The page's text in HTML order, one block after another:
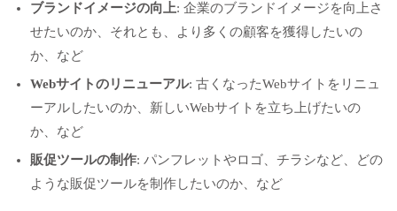
ブランドイメージの向上: 企業のブランドイメージを向上さ
せたいのか、それとも、より多くの顧客を獲得したいの
か、など
Webサイトのリニューアル: 古くなったWebサイトをリニュ
ーアルしたいのか、新しいWebサイトを立ち上げたいの
か、など
販促ツールの制作: パンフレットやロゴ、チラシなど、どの
ような販促ツールを制作したいのか、など